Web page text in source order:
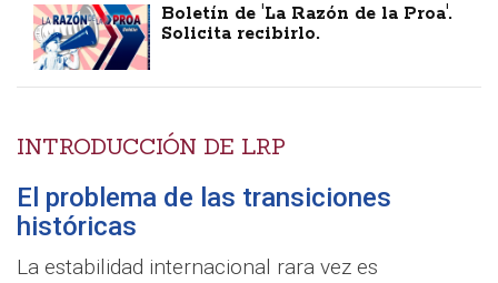
Boletín de 'La Razón de la Proa'.
Solicita recibirlo.
INTRODUCCIÓN DE LRP
El problema de las transiciones
históricas
La estabilidad internacional rara vez es